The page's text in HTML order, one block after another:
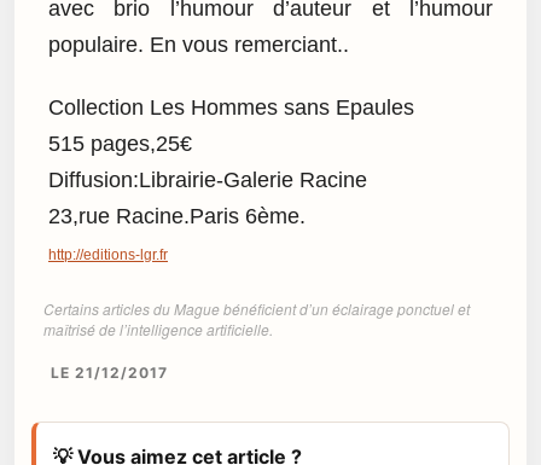
avec brio l’humour d’auteur et l’humour
populaire. En vous remerciant..
Collection Les Hommes sans Epaules
515 pages,25€
Diffusion:Librairie-Galerie Racine
23,rue Racine.Paris 6ème.
http://editions-lgr.fr
Certains articles du Mague bénéficient d’un éclairage ponctuel et
maîtrisé de l’intelligence artificielle.
LE 21/12/2017
💡 Vous aimez cet article ?